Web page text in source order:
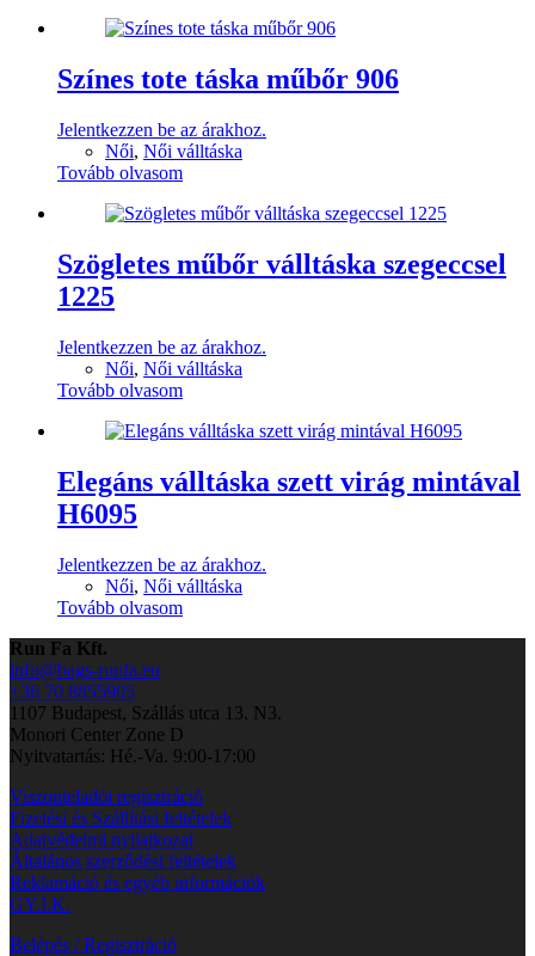
Színes tote táska műbőr 906
Jelentkezzen be az árakhoz.
Női, Női válltáska
Tovább olvasom
Szögletes műbőr válltáska szegeccsel
1225
Jelentkezzen be az árakhoz.
Női, Női válltáska
Tovább olvasom
Elegáns válltáska szett virág mintával
H6095
Jelentkezzen be az árakhoz.
Női, Női válltáska
Tovább olvasom
Run Fa Kft.
info@bags-runfa.eu
+36 70 8855905
1107 Budapest, Szállás utca 13. N3.
Monori Center Zone D
Nyitvatartás: Hé.-Va. 9:00-17:00
Viszonteladói regisztráció
Fizetési és Szállítási feltételek
Adatvédelmi nyilatkozat
Általános szerződési feltételek
Reklamáció és egyéb információk
GY.I.K.
Belépés / Regisztráció